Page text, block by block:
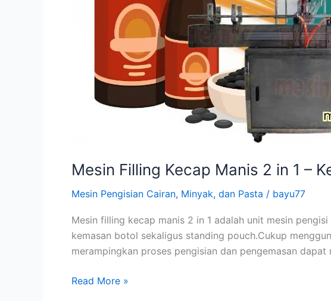
Mesin Filling Kecap Manis 2 in 1 –
Mesin Pengisian Cairan, Minyak, dan Pasta / bayu77
Mesin filling kecap manis 2 in 1 adalah unit mesin
kemasan botol sekaligus standing pouch.Cukup
merampingkan proses pengisian dan pengemasan
Mesin
Read More »